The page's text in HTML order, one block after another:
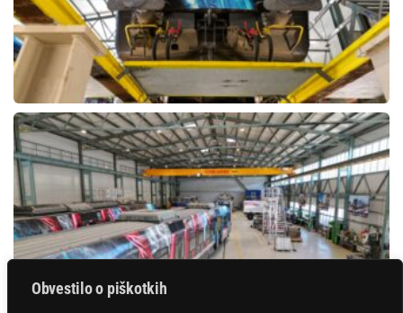
Obvestilo o piškotkih